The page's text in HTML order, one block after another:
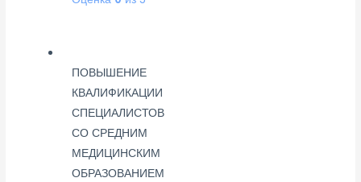
ПОВЫШЕНИЕ
КВАЛИФИКАЦИИ
СПЕЦИАЛИСТОВ
СО СРЕДНИМ
МЕДИЦИНСКИМ
ОБРАЗОВАНИЕМ